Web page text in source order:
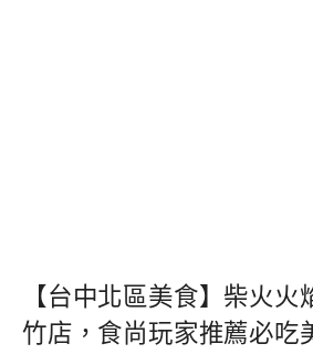
【台中北區美食】柴火火
竹店，食尚玩家推薦必吃